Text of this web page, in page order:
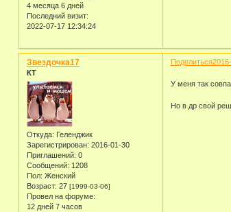
4 месяца 6 дней
Последний визит:
2022-07-17 12:34:24
Поделиться
Звездочка17
КТ
Откуда: Геленджик
Зарегистрирован: 2016-01-30
Приглашений: 0
Сообщений: 1208
Пол: Женский
Возраст: 27 [1999-03-06]
Провел на форуме:
12 дней 7 часов
У меня так
Но в др свой